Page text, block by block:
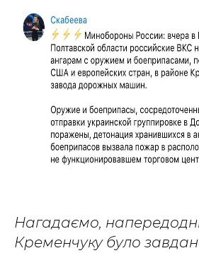
Нагадаємо,
Кременчуку було